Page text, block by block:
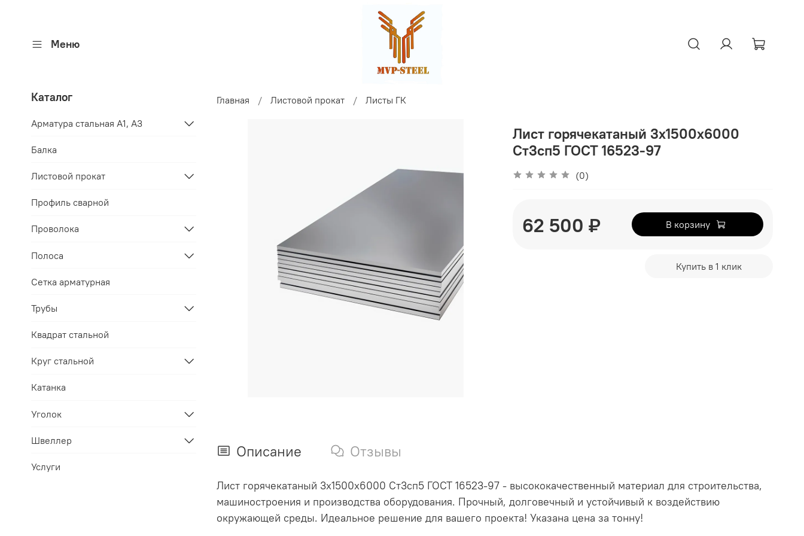
Меню
Главная Листовой прокат Листы ГК
Лист горячекатаный 3х1500х6000
Ст3сп5 ГОСТ 16523-97
(0)
62 500 ₽ В корзину
Купить в 1 клик
Описание Отзывы
Лист горячекатаный 3х1500х6000 Ст3сп5 ГОСТ 16523-97 - высококачественный материал для строительства,
машиностроения и производства оборудования. Прочный, долговечный и устойчивый к воздействию
окружающей среды. Идеальное решение для вашего проекта! Указана цена за тонну!
Каталог
Арматура стальная A1, A3
Балка
Листовой прокат
Профиль сварной
Проволока
Полоса
Сетка арматурная
Трубы
Квадрат стальной
Круг стальной
Катанка
Уголок
Швеллер
Услуги